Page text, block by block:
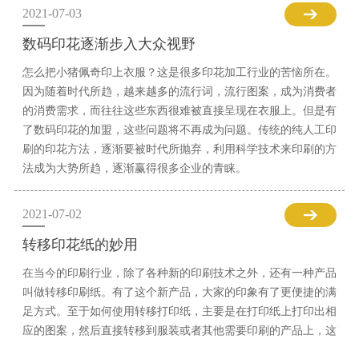
2021-07-03
数码印花逐渐步入大众视野
怎么把小猪佩奇印上衣服？这是很多印花加工行业的苦恼所在。
因为随着时代所趋，越来越多的流行词，流行图案，成为消费者
的消费需求，而往往这些东西很难被直接呈现在衣服上。但是有
了数码印花的加盟，这些问题将不再成为问题。传统的纯人工印
刷的印花方法，逐渐要被时代所抛弃，利用科学技术来印刷的方
法成为大势所趋，逐渐赢得很多企业的青睐。
2021-07-02
转移印花纸的妙用
在当今的印刷行业，除了各种新的印刷技术之外，还有一种产品
叫做转移印刷纸。有了这个新产品，大家的印象有了更便捷的满
足方式。至于如何使用转移打印纸，主要是在打印纸上打印出相
应的图案，然后直接转移到服装或者其他需要印刷的产品上，这